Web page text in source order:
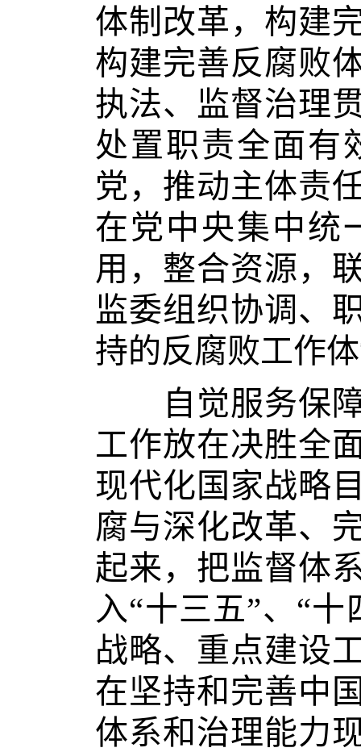
体制改革，构建
构建完善反腐败
执法、监督治理
处置职责全面有
党，推动主体责
在党中央集中统
用，整合资源，
监委组织协调、
持的反腐败工作
自觉服务保障
工作放在决胜全
现代化国家战略
腐与深化改革、
起来，把监督体
入“十三五”、“
战略、重点建设
在坚持和完善中
体系和治理能力